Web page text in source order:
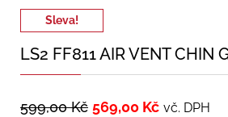
Sleva!
LS2 FF811 AIR VENT CHIN
599,00Kč 569,00 Kč vč. DPH